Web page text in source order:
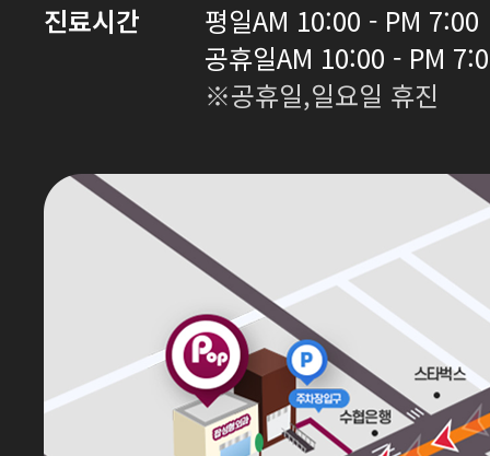
진료시간
평일AM 10:00 - PM 7:00
공휴일AM 10:00 - PM
※공휴일,일요일 휴진